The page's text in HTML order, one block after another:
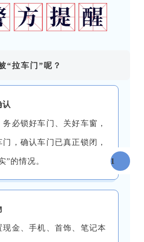
“拉车门”呢？
必锁好车门、关好车窗，
，确认车门已真正锁闭，
”的情况。 1
现金、手机、首饰、笔记本